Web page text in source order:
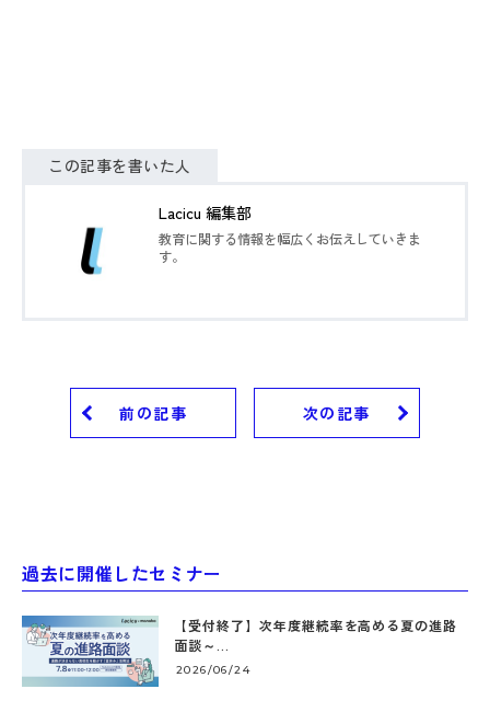
この記事を書いた人
Lacicu 編集部
教育に関する情報を幅広くお伝えしていきま
す。
前の記事 次の記事
過去に開催したセミナー
【受付終了】次年度継続率を高める夏の進路
面談～...
2026/06/24